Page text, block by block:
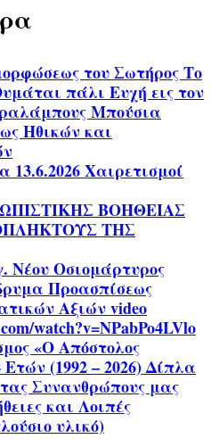
του Σωτήρος Το
πάλι Ευχή εις τον
Μπούσια
Ηθικών και
Χαιρετισμοί
ΒΟΗΘΕΙΑΣ
ΤΗΣ
Νέου Οσιομάρτυρος
Προασπίσεως
Αξιών video
watch?v=NPabPo4LVlo
«Ο Απόστολος
(1992 – 2026) Δίπλα
Συνανθρώπους μας
και Λοιπές
υλικό)